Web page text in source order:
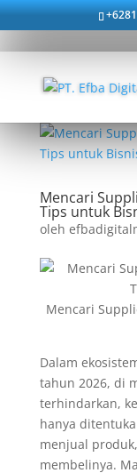
Mencari
Tips untuk
oleh
Mencari
Dalam
tahun 2026, di
terhindarkan,
hanya
menjual
membelinya.